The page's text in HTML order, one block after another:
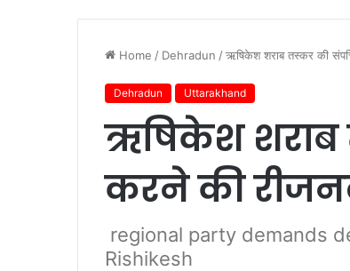
Home / Dehradun /ऋषिकेश शराब तस्कर की
Dehradun Uttarakhand
ऋषिकेश शराब
करने की
regional party demands
Rishikesh